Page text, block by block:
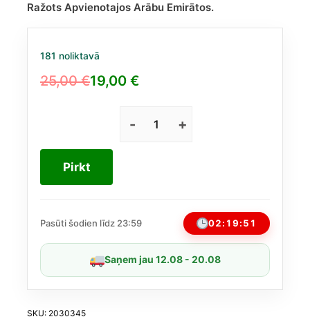
Ražots Apvienotajos Arābu Emirātos.
181 noliktavā
25,00€
Original
25,00 €.
19,00 €
Current
19,00 €.
Maison
Bvlgari
Pirkt
Pasūti šodien līdz 23:59 02:19:50
Saņem jau 12.08 - 20.08
SKU: 2030345